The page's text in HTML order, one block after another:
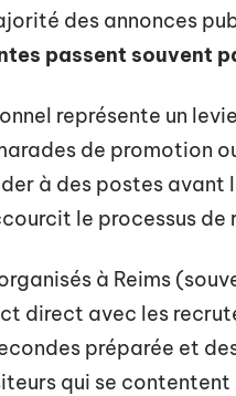
des annonces
passent souvent
représente un
de promotion
à des postes avant
le processus
à Reims
direct avec les
préparée et
qui se